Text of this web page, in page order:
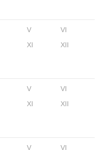
V
VI
XI XII
V
VI
XI XII
V
VI